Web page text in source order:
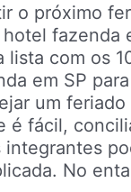
o próximo
fazenda
lista com os
em SP
um feriado
é fácil,
integrantes
No